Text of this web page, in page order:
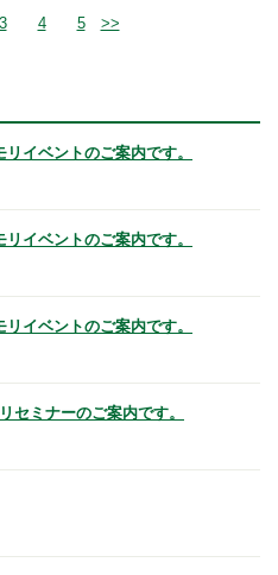
3 4 5 >>
イベントのご案内です。
イベントのご案内です。
イベントのご案内です。
ミナーのご案内です。